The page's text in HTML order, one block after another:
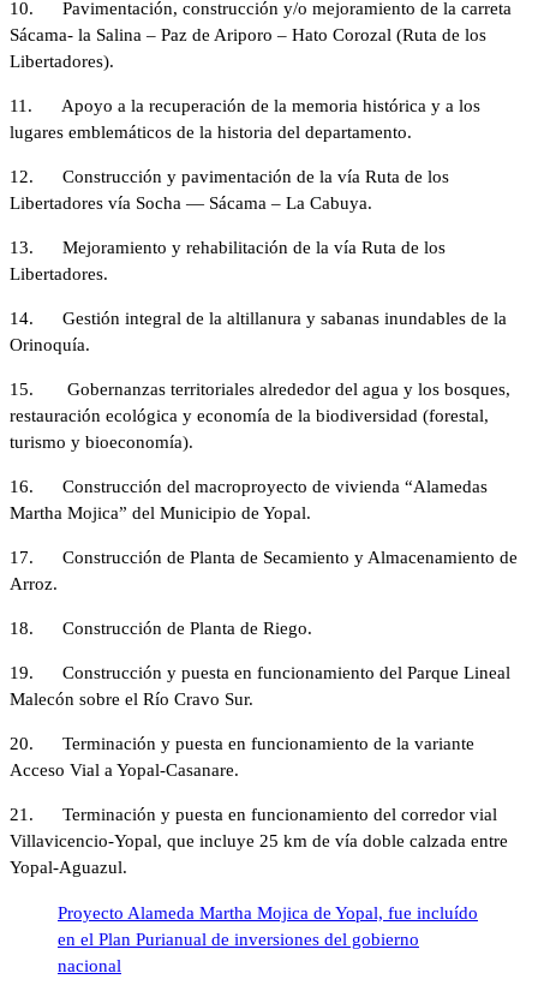
10. Pavimentación, construcción y/o mejoramiento de la carreta
Sácama- la Salina – Paz de Ariporo – Hato Corozal (Ruta de los
Libertadores).
11. Apoyo a la recuperación de la memoria histórica y a los
lugares emblemáticos de la historia del departamento.
12. Construcción y pavimentación de la vía Ruta de los
Libertadores vía Socha — Sácama – La Cabuya.
13. Mejoramiento y rehabilitación de la vía Ruta de los
Libertadores.
14. Gestión integral de la altillanura y sabanas inundables de la
Orinoquía.
15. Gobernanzas territoriales alrededor del agua y los bosques,
restauración ecológica y economía de la biodiversidad (forestal,
turismo y bioeconomía).
16. Construcción del macroproyecto de vivienda “Alamedas
Martha Mojica” del Municipio de Yopal.
17. Construcción de Planta de Secamiento y Almacenamiento de
Arroz.
18. Construcción de Planta de Riego.
19. Construcción y puesta en funcionamiento del Parque Lineal
Malecón sobre el Río Cravo Sur.
20. Terminación y puesta en funcionamiento de la variante
Acceso Vial a Yopal-Casanare.
21. Terminación y puesta en funcionamiento del corredor vial
Villavicencio-Yopal, que incluye 25 km de vía doble calzada entre
Yopal-Aguazul.
Proyecto Alameda Martha Mojica de Yopal, fue incluído
en el Plan Purianual de inversiones del gobierno
nacional